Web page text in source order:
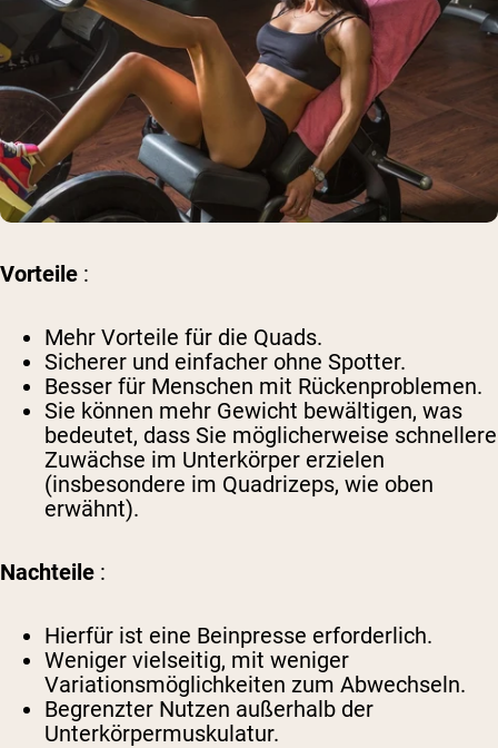
Vorteile :
Mehr Vorteile für die Quads.
Sicherer und einfacher ohne Spotter.
Besser für Menschen mit Rückenproblemen.
Sie können mehr Gewicht bewältigen, was
bedeutet, dass Sie möglicherweise schnellere
Zuwächse im Unterkörper erzielen
(insbesondere im Quadrizeps, wie oben
erwähnt).
Nachteile :
Hierfür ist eine Beinpresse erforderlich.
Weniger vielseitig, mit weniger
Variationsmöglichkeiten zum Abwechseln.
Begrenzter Nutzen außerhalb der
Unterkörpermuskulatur.